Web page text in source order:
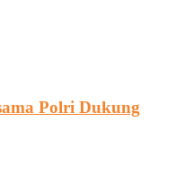
Polri Dukung